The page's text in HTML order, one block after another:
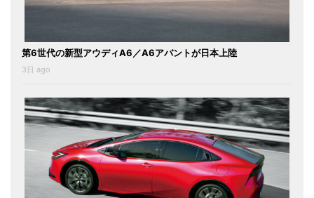
第6世代の新型アウディA6／A6アバントが日本上陸
3日 ago